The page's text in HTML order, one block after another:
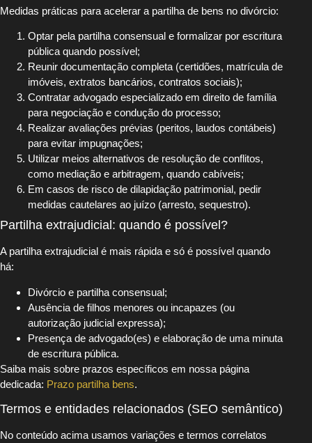
Medidas práticas para acelerar a partilha de bens no divórcio:
Optar pela partilha consensual e formalizar por escritura
pública quando possível;
Reunir documentação completa (certidões, matrícula de
imóveis, extratos bancários, contratos sociais);
Contratar advogado especializado em direito de família
para negociação e condução do processo;
Realizar avaliações prévias (peritos, laudos contábeis)
para evitar impugnações;
Utilizar meios alternativos de resolução de conflitos,
como mediação e arbitragem, quando cabíveis;
Em casos de risco de dilapidação patrimonial, pedir
medidas cautelares ao juízo (arresto, sequestro).
Partilha extrajudicial: quando é possível?
A partilha extrajudicial é mais rápida e só é possível quando
há:
Divórcio e partilha consensual;
Ausência de filhos menores ou incapazes (ou
autorização judicial expressa);
Presença de advogado(es) e elaboração de uma minuta
de escritura pública.
Saiba mais sobre prazos específicos em nossa página
dedicada: Prazo partilha bens.
Termos e entidades relacionados (SEO semântico)
No conteúdo acima usamos variações e termos correlatos